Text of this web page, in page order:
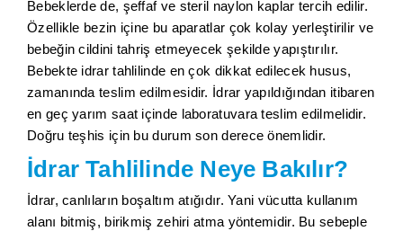
Bebeklerde de, şeffaf ve steril naylon kaplar tercih edilir.
Özellikle bezin içine bu aparatlar çok kolay yerleştirilir ve
bebeğin cildini tahriş etmeyecek şekilde yapıştırılır.
Bebekte idrar tahlilinde en çok dikkat edilecek husus,
zamanında teslim edilmesidir. İdrar yapıldığından itibaren
en geç yarım saat içinde laboratuvara teslim edilmelidir.
Doğru teşhis için bu durum son derece önemlidir.
İdrar Tahlilinde Neye Bakılır?
İdrar, canlıların boşaltım atığıdır. Yani vücutta kullanım
alanı bitmiş, birikmiş zehiri atma yöntemidir. Bu sebeple